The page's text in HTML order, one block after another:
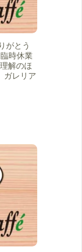
がとう
時休業
解のほ
ガレリア